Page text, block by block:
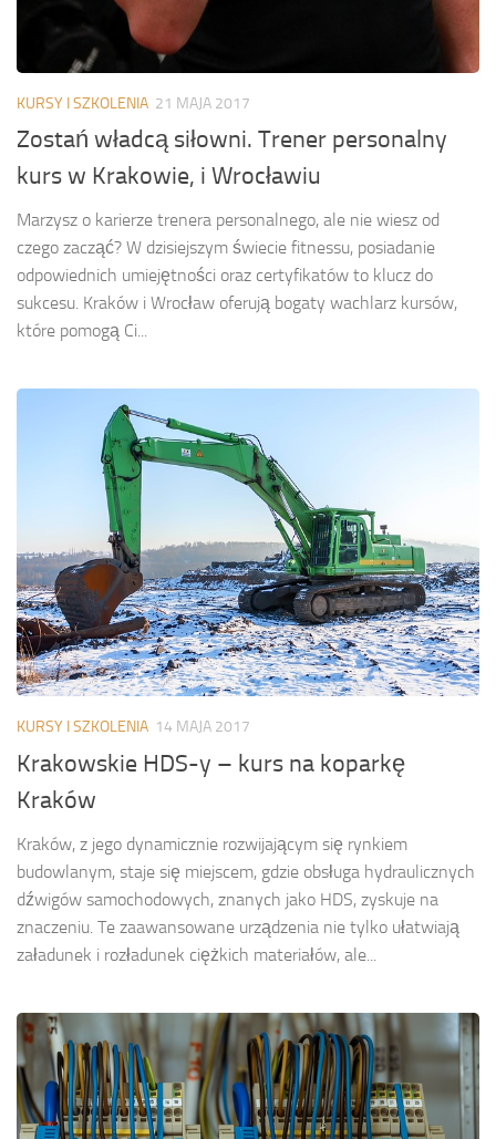
KURSY I SZKOLENIA 21 MAJA 2017
Zostań władcą siłowni. Trener personalny
kurs w Krakowie, i Wrocławiu
Marzysz o karierze trenera personalnego, ale nie wiesz od
czego zacząć? W dzisiejszym świecie fitnessu, posiadanie
odpowiednich umiejętności oraz certyfikatów to klucz do
sukcesu. Kraków i Wrocław oferują bogaty wachlarz kursów,
które pomogą Ci...
KURSY I SZKOLENIA 14 MAJA 2017
Krakowskie HDS-y – kurs na koparkę
Kraków
Kraków, z jego dynamicznie rozwijającym się rynkiem
budowlanym, staje się miejscem, gdzie obsługa hydraulicznych
dźwigów samochodowych, znanych jako HDS, zyskuje na
znaczeniu. Te zaawansowane urządzenia nie tylko ułatwiają
załadunek i rozładunek ciężkich materiałów, ale...